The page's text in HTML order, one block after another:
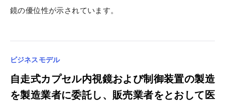
鏡の優位性が示されています。
ビジネスモデル
自走式カプセル内視鏡および制御装置の製造
を製造業者に委託し、販売業者をとおして医